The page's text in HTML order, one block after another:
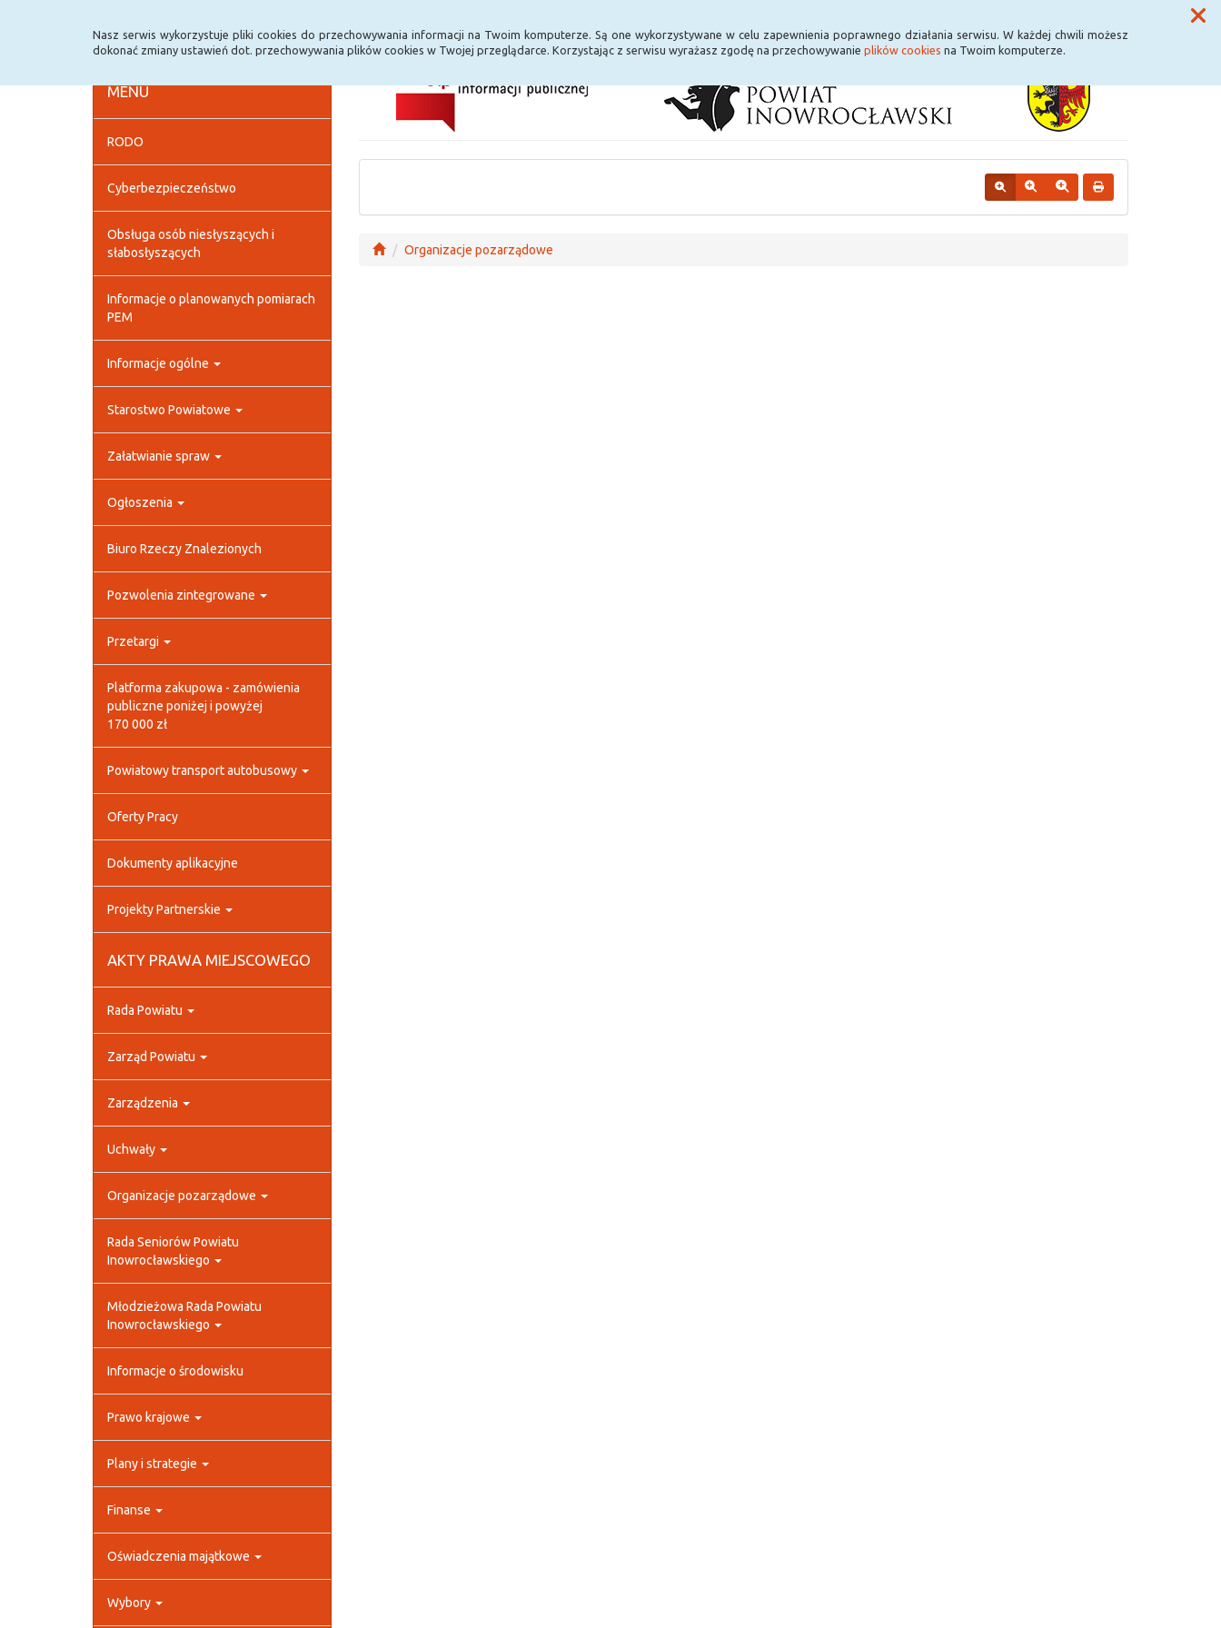
Nasz serwis wykorzystuje pliki cookies do przechowywania informacji na Twoim komputerze. Są one wykorzystywane w celu zapewnienia poprawnego działania serwisu. W każdej chwili możesz
dokonać zmiany ustawień dot. przechowywania plików cookies w Twojej przeglądarce. Korzystając z serwisu wyrażasz zgodę na przechowywanie plików cookies na Twoim komputerze.
MENU
RODO
Cyberbezpieczeństwo
Obsługa osób niesłyszących i
słabosłyszących
Informacje o planowanych pomiarach
PEM
Informacje ogólne
Starostwo Powiatowe
Załatwianie spraw
Ogłoszenia
Biuro Rzeczy Znalezionych
Pozwolenia zintegrowane
Przetargi
Platforma zakupowa - zamówienia
publiczne poniżej i powyżej
170 000 zł
Powiatowy transport autobusowy
Oferty Pracy
Dokumenty aplikacyjne
Projekty Partnerskie
AKTY PRAWA MIEJSCOWEGO
Rada Powiatu
Zarząd Powiatu
Zarządzenia
Uchwały
Organizacje pozarządowe
Rada Seniorów Powiatu
Inowrocławskiego
Młodzieżowa Rada Powiatu
Inowrocławskiego
Informacje o środowisku
Prawo krajowe
Plany i strategie
Finanse
Oświadczenia majątkowe
Wybory
Organizacje pozarządowe